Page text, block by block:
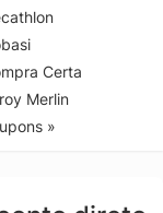
Certa
Merlin
»